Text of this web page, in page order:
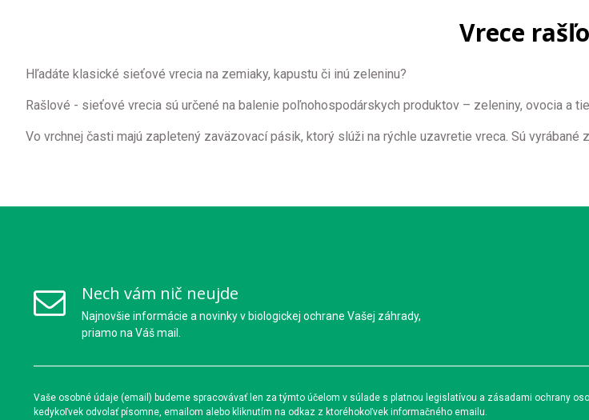
Vrece
Hľadáte klasické sieťové vrecia na zemiaky, kapustu či inú zeleninu?
Rašlové - sieťové vrecia sú určené na balenie poľnohospodárskych produktov – zeleniny, ovocia a
Vo vrchnej časti majú zapletený zaväzovací pásik, ktorý slúži na rýchle uzavretie vreca. Sú
Nech vám nič neujde
Najnovšie informácie a novinky v biologickej ochrane Vašej záhrady,
priamo na Váš mail.
Vaše osobné údaje (email) budeme spracovávať len za týmto účelom v súlade s platnou legislatívou a zásadami ochrany
kedykoľvek odvolať písomne, emailom alebo kliknutím na odkaz z ktoréhokoľvek informačného emailu.